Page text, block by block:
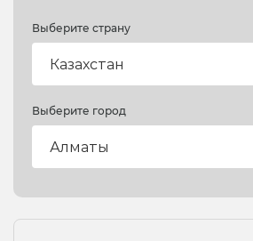
Выберите страну
Выберите город